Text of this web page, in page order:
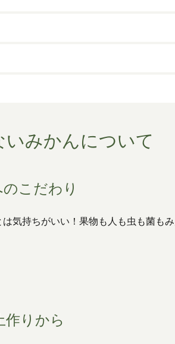
いみかんについて
こだわり
気持ちがいい！果物も人も虫も菌も
作りから